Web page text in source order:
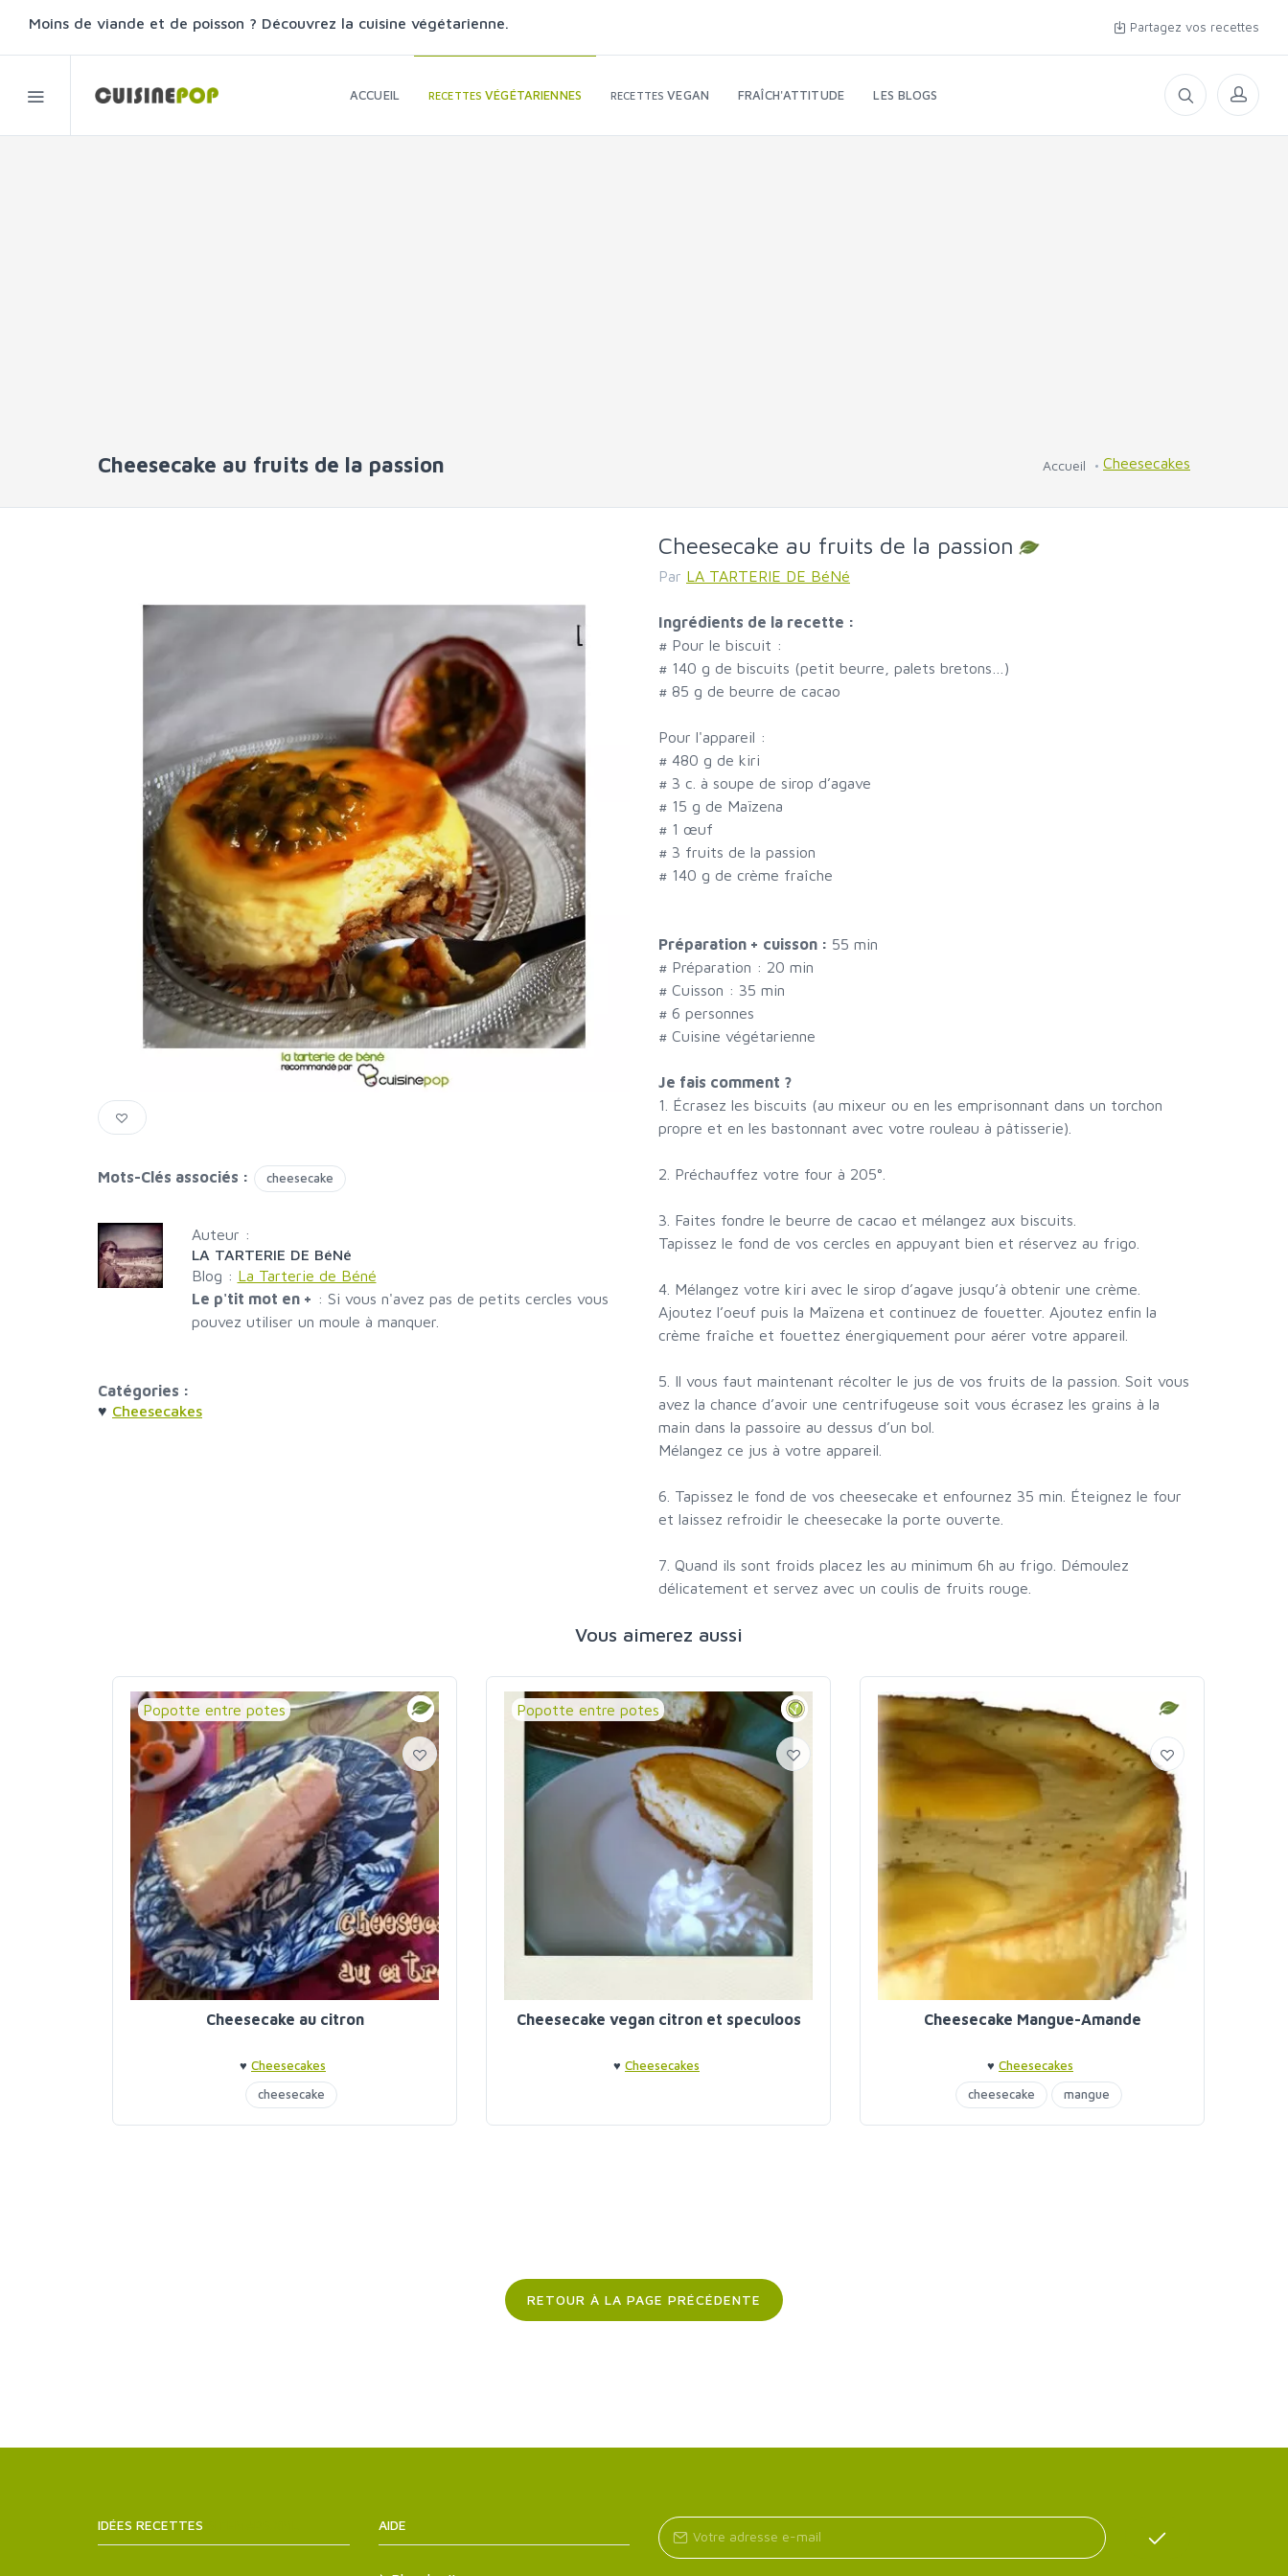
Moins de viande et de poisson ? Découvrez la cuisine végétarienne. Partagez vos recettes
ACCUEIL RECETTESVÉGÉTARIENNES RECETTESVEGAN FRAÎCH'ATTITUDE LES BLOGS
Cheesecake au fruits de la passion Accueil Cheesecakes
Mots-Clés associés : cheesecake
Auteur :
LA TARTERIE DE BéNé
Blog : La Tarterie de Béné
Le p'tit mot en + : Si vous n'avez pas de petits cercles vous
pouvez utiliser un moule à manquer.
Catégories :
♥ Cheesecakes
Cheesecake au fruits de la passion
Par LA TARTERIE DE BéNé
Ingrédients de la recette :
# Pour le biscuit :
# 140 g de biscuits (petit beurre, palets bretons…)
# 85 g de beurre de cacao
Pour l'appareil :
# 480 g de kiri
# 3 c. à soupe de sirop d’agave
# 15 g de Maïzena
# 1 œuf
# 3 fruits de la passion
# 140 g de crème fraîche
Préparation + cuisson : 55 min
# Préparation : 20 min
# Cuisson : 35 min
# 6 personnes
# Cuisine végétarienne
Je fais comment ?
1. Écrasez les biscuits (au mixeur ou en les emprisonnant dans un torchon
propre et en les bastonnant avec votre rouleau à pâtisserie).
2. Préchauffez votre four à 205°.
3. Faites fondre le beurre de cacao et mélangez aux biscuits.
Tapissez le fond de vos cercles en appuyant bien et réservez au frigo.
4. Mélangez votre kiri avec le sirop d’agave jusqu’à obtenir une crème.
Ajoutez l’oeuf puis la Maïzena et continuez de fouetter. Ajoutez enfin la
crème fraîche et fouettez énergiquement pour aérer votre appareil.
5. Il vous faut maintenant récolter le jus de vos fruits de la passion. Soit vous
avez la chance d’avoir une centrifugeuse soit vous écrasez les grains à la
main dans la passoire au dessus d’un bol.
Mélangez ce jus à votre appareil.
6. Tapissez le fond de vos cheesecake et enfournez 35 min. Éteignez le four
et laissez refroidir le cheesecake la porte ouverte.
7. Quand ils sont froids placez les au minimum 6h au frigo. Démoulez
délicatement et servez avec un coulis de fruits rouge.
Vous aimerez aussi
Popotte entre potes
Cheesecake au citron
♥ Cheesecakes
cheesecake
Popotte entre potes
Cheesecake vegan citron et speculoos
♥ Cheesecakes
Cheesecake Mangue-Amande
♥ Cheesecakes
cheesecake
mangue
RETOUR À LA PAGE PRÉCÉDENTE
IDÉES RECETTES AIDE